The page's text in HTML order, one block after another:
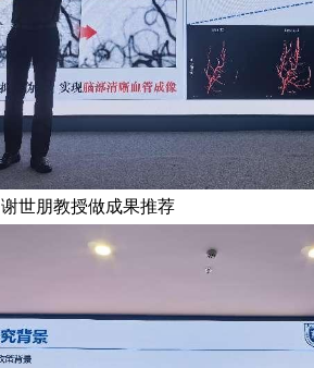
谢世朋教授做成果推荐